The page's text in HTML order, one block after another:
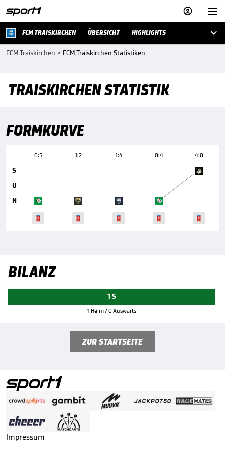


FCM TRAISKIRCHEN ÜBERSICHT HIGHLIGHTS 
FCM Traiskirchen > FCM Traiskirchen Statistiken
TRAISKIRCHEN STATISTIK
FORMKURVE
0:5 1:2 1:4 0:4 4:0
S
U
N
BILANZ
1 S
1 Heim / 0 Auswärts
ZUR STARTSEITE
Impressum